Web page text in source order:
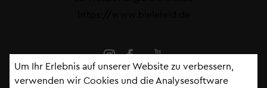
Um Ihr Erlebnis auf unserer Website zu verbessern,
verwenden wir Cookies und die Analysesoftware